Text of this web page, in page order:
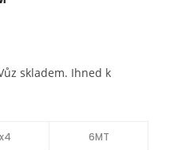
skladem. Ihned k
6MT